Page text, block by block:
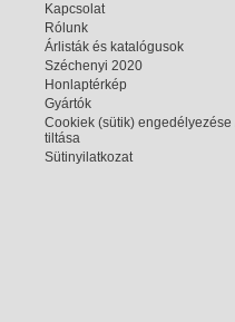
Kapcsolat
Rólunk
Árlisták és katalógusok
Széchenyi 2020
Honlaptérkép
Gyártók
Cookiek (sütik) engedélyezése
tiltása
Sütinyilatkozat